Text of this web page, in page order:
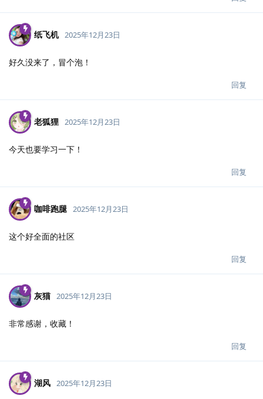
纸飞机 2025年12月23日
好久没来了，冒个泡！
回复
老狐狸 2025年12月23日
今天也要学习一下！
回复
咖啡跑腿 2025年12月23日
这个好全面的社区
回复
灰猫 2025年12月23日
非常感谢，收藏！
回复
湖风 2025年12月23日